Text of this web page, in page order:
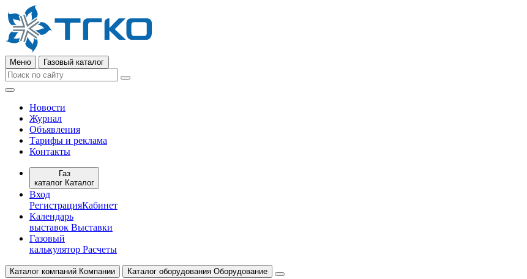
Меню Газовый каталог
Новости
Журнал
Объявления
Тарифы и реклама
Контакты
Газ
каталог Каталог
Вход
РегистрацияКабинет
Календарь
выставок Выставки
Газовый
калькулятор Расчеты
Каталог компаний Компании Каталог оборудования Оборудование